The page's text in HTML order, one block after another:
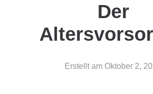
Der
Erstellt am Oktober 2,